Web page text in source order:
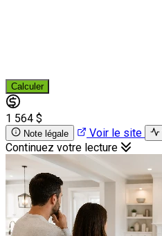
Calculer
1 564 $
Note légale Voir le site
Continuez votre lecture